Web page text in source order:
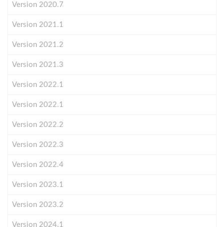
Version 2020.7
Version 2021.1
Version 2021.2
Version 2021.3
Version 2022.1
Version 2022.1
Version 2022.2
Version 2022.3
Version 2022.4
Version 2023.1
Version 2023.2
Version 2024.1